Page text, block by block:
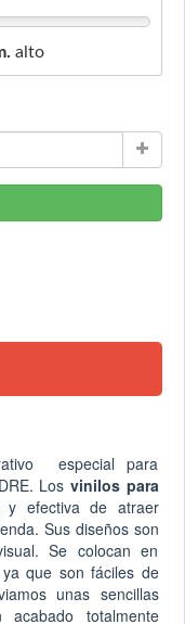
alto
especial para
Los vinilos para
efectiva de atraer
Sus diseños son
Se colocan en
que son fáciles de
unas sencillas
totalmente